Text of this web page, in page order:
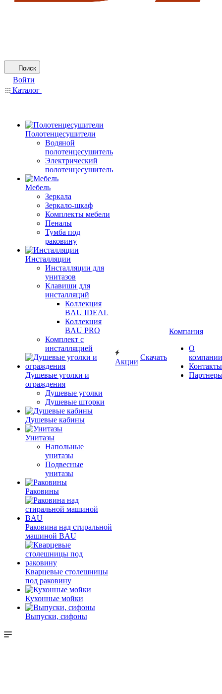
Поиск
Войти
Каталог
Полотенцесушители
Водяной
полотенцесушитель
Электрический
полотенцесушитель
Мебель
Зеркала
Зеркало-шкаф
Комплекты мебели
Пеналы
Тумба под
раковину
Инсталляции
Инсталляции для
унитазов
Клавиши для
инсталляций
Коллекция
BAU IDEAL
Коллекция
BAU PRO
Комплект с
инсталляцией
Душевые уголки и
ограждения
Душевые уголки
Душевые шторки
Душевые кабины
Унитазы
Напольные
унитазы
Подвесные
унитазы
Раковины
Раковина над стиральной
машиной BAU
Кварцевые столешницы
под раковину
Кухонные мойки
Выпуски, сифоны
Акции
Скачать
Компания
О
компании
Контакты